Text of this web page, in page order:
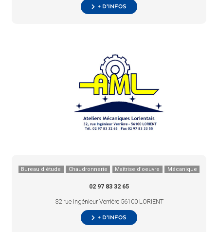
+ d’infos
Bureau d'étude Chaudronnerie Maîtrise d'oeuvre Mécanique
02 97 83 32 65
32 rue Ingénieur Verrière 56100 LORIENT
+ d’infos